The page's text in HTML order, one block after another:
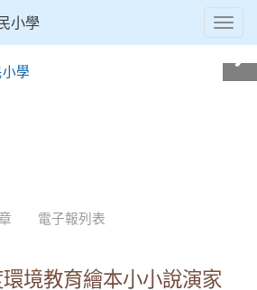
小學
電子報列表
境教育繪本小小說演家